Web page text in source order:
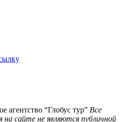
агентство “Глобус тур” Все
на сайте не являются публичной